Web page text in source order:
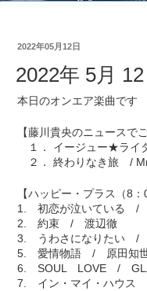
2022年05月12日
2022年 5月 12
本日のオンエア楽曲です
【藤川貴央のニュースで
１． イージュー★ラ
２． 終わりなき旅 /
【ハッピー・プラス（8：
1. 初恋が泣いている /
2. 約束 / 渡辺徹
3. うわさになりたい /
5. 愛情物語 / 原田知
6. SOUL LOVE /
7. イン・マイ・ハウス